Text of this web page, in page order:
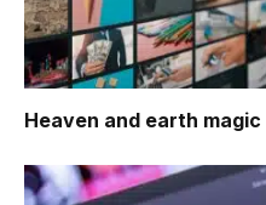
Heaven and earth magic